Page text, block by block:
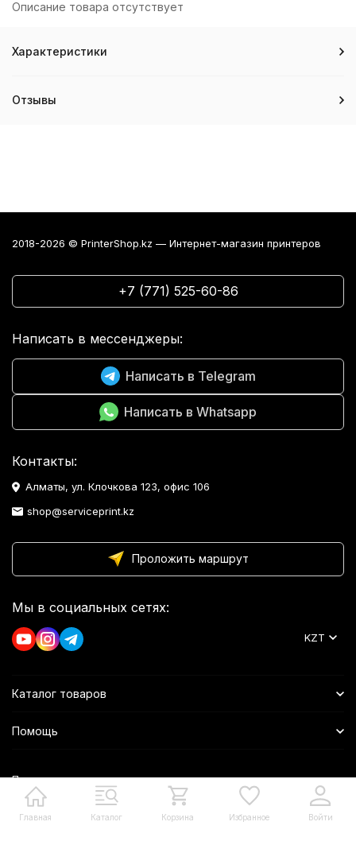
Описание товара отсутствует
Характеристики
Отзывы
Главная Каталог Корзина Избранное Войти
2018-2026 © PrinterShop.kz — Интернет-магазин принтеров
+7 (771) 525-60-86
Написать в мессенджеры:
Написать в Telegram
Написать в Whatsapp
Контакты:
Алматы, ул. Клочкова 123, офис 106
shop@serviceprint.kz
Проложить маршрут
Мы в социальных сетях:
KZT
Каталог товаров
Помощь
Политика персональных данных